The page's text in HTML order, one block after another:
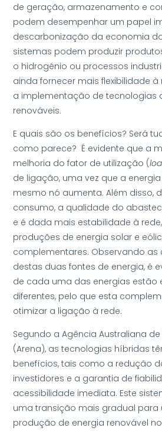
de geração, armazenamento e
podem desempenhar um papel
descarbonização da economia
sistemas podem produzir
o hidrogénio ou processos
ainda fornecer mais flexibilidade
a implementação de tecnologias
renováveis.
E quais são os benefícios? Será
como parece? É evidente que a
melhoria do fator de utilização (
de ligação, uma vez que a
mesmo nó aumenta. Além disso,
consumo, a qualidade do
e é dada mais estabilidade à
produções de energia solar e
complementares. Observando
destas duas fontes de energia, é
de cada uma das energias estão
diferentes, pelo que esta
otimizar a ligação à rede.
Segundo a Agência Australiana de
(Arena), as tecnologias híbridas
benefícios, tais como a redução
investidores e a garantia de
acessibilidade imediata. Este
uma transição mais gradual para
produção de energia renovável